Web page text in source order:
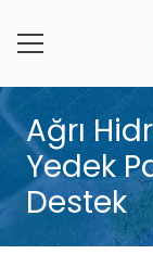
Ağrı
Yedek
Destek